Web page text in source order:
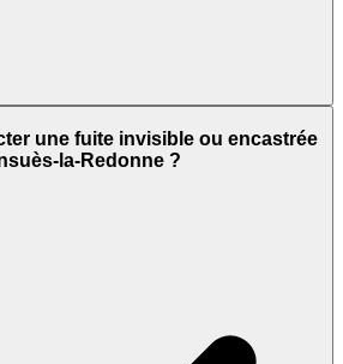
une fuite invisible ou encastrée
la-Redonne ?